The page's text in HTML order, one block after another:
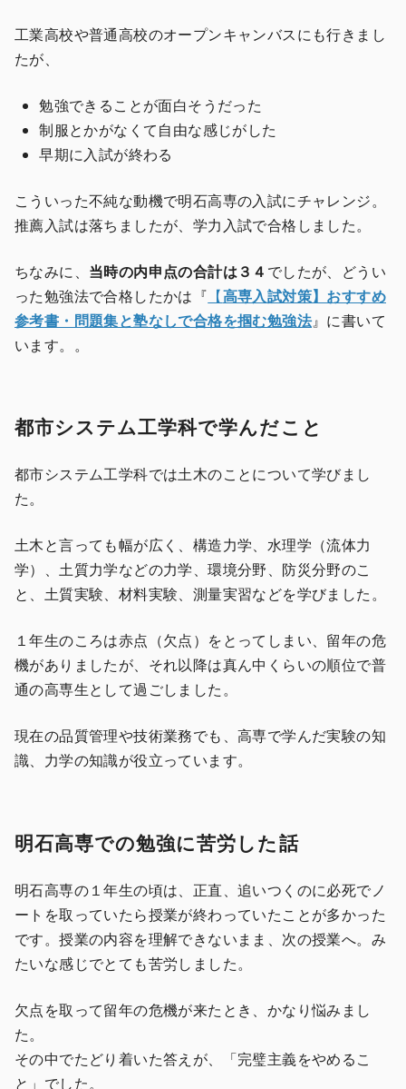
工業高校や普通高校のオープンキャンバスにも行きまし
たが、
勉強できることが面白そうだった
制服とかがなくて自由な感じがした
早期に入試が終わる
こういった不純な動機で明石高専の入試にチャレンジ。
推薦入試は落ちましたが、学力入試で合格しました。
ちなみに、 当時の内申点の合計は３４ でしたが、どうい
った勉強法で合格したかは『 【高専入試対策】おすすめ
参考書・問題集と塾なしで合格を掴む勉強法』に書いて
います。。
都市システム工学科で学んだこと
都市システム工学科では土木のことについて学びまし
た。
土木と言っても幅が広く、構造力学、水理学（流体力
学）、土質力学などの力学、環境分野、防災分野のこ
と、土質実験、材料実験、測量実習などを学びました。
１年生のころは赤点（欠点）をとってしまい、留年の危
機がありましたが、それ以降は真ん中くらいの順位で普
通の高専生として過ごしました。
現在の品質管理や技術業務でも、高専で学んだ実験の知
識、力学の知識が役立っています。
明石高専での勉強に苦労した話
明石高専の１年生の頃は、正直、追いつくのに必死でノ
ートを取っていたら授業が終わっていたことが多かった
です。授業の内容を理解できないまま、次の授業へ。み
たいな感じでとても苦労しました。
欠点を取って留年の危機が来たとき、かなり悩みまし
た。
その中でたどり着いた答えが、「完璧主義をやめるこ
と」でした。